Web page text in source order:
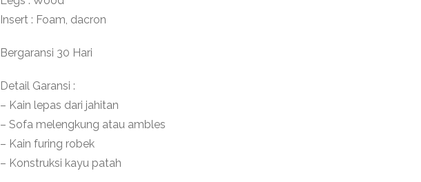
Insert : Foam, dacron
Bergaransi 30 Hari
Detail Garansi :
– Kain lepas dari jahitan
– Sofa melengkung atau ambles
– Kain furing robek
– Konstruksi kayu patah